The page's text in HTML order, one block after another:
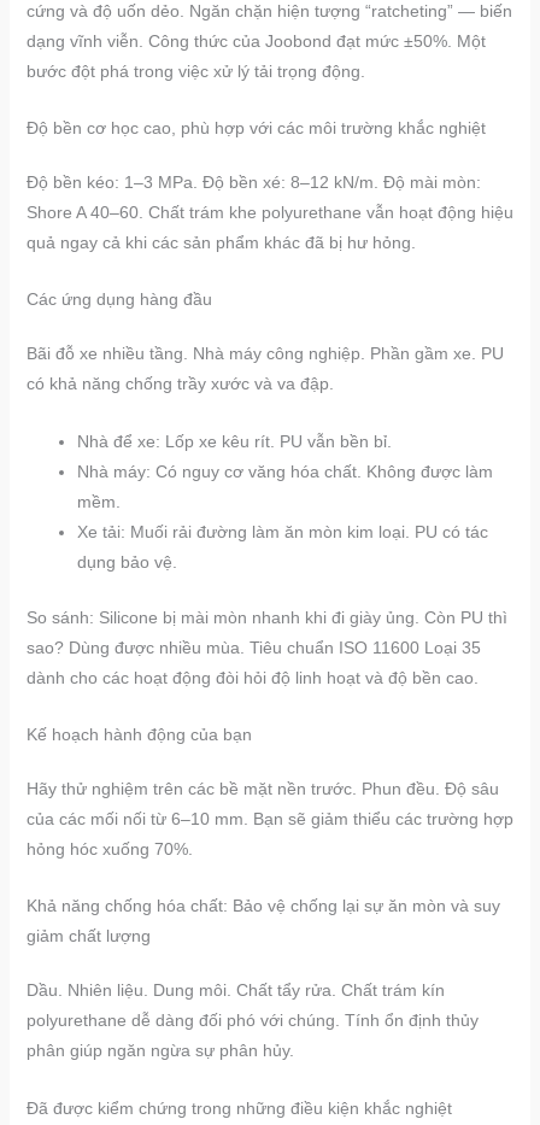
cứng và độ uốn dẻo. Ngăn chặn hiện tượng “ratcheting” — biến
dạng vĩnh viễn. Công thức của Joobond đạt mức ±50%. Một
bước đột phá trong việc xử lý tải trọng động.
Độ bền cơ học cao, phù hợp với các môi trường khắc nghiệt
Độ bền kéo: 1–3 MPa. Độ bền xé: 8–12 kN/m. Độ mài mòn:
Shore A 40–60. Chất trám khe polyurethane vẫn hoạt động hiệu
quả ngay cả khi các sản phẩm khác đã bị hư hỏng.
Các ứng dụng hàng đầu
Bãi đỗ xe nhiều tầng. Nhà máy công nghiệp. Phần gầm xe. PU
có khả năng chống trầy xước và va đập.
Nhà để xe: Lốp xe kêu rít. PU vẫn bền bỉ.
Nhà máy: Có nguy cơ văng hóa chất. Không được làm
mềm.
Xe tải: Muối rải đường làm ăn mòn kim loại. PU có tác
dụng bảo vệ.
So sánh: Silicone bị mài mòn nhanh khi đi giày ủng. Còn PU thì
sao? Dùng được nhiều mùa. Tiêu chuẩn ISO 11600 Loại 35
dành cho các hoạt động đòi hỏi độ linh hoạt và độ bền cao.
Kế hoạch hành động của bạn
Hãy thử nghiệm trên các bề mặt nền trước. Phun đều. Độ sâu
của các mối nối từ 6–10 mm. Bạn sẽ giảm thiểu các trường hợp
hỏng hóc xuống 70%.
Khả năng chống hóa chất: Bảo vệ chống lại sự ăn mòn và suy
giảm chất lượng
Dầu. Nhiên liệu. Dung môi. Chất tẩy rửa. Chất trám kín
polyurethane dễ dàng đối phó với chúng. Tính ổn định thủy
phân giúp ngăn ngừa sự phân hủy.
Đã được kiểm chứng trong những điều kiện khắc nghiệt